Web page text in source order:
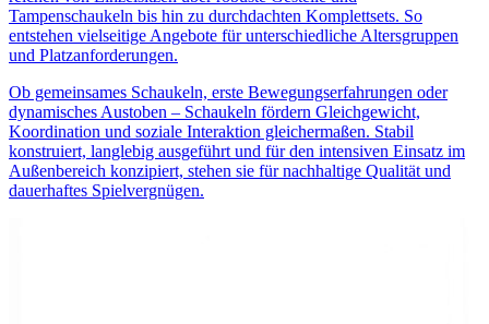
Tampenschaukeln bis hin zu durchdachten Komplettsets. So
entstehen vielseitige Angebote für unterschiedliche Altersgruppen
und Platzanforderungen.
Ob gemeinsames Schaukeln, erste Bewegungserfahrungen oder
dynamisches Austoben – Schaukeln fördern Gleichgewicht,
Koordination und soziale Interaktion gleichermaßen. Stabil
konstruiert, langlebig ausgeführt und für den intensiven Einsatz im
Außenbereich konzipiert, stehen sie für nachhaltige Qualität und
dauerhaftes Spielvergnügen.